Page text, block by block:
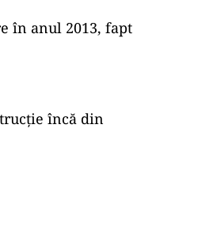
în anul 2013, fapt
încă din